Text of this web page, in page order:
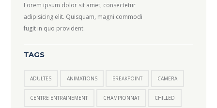
Lorem ipsum dolor sit amet, consectetur
adipisicing elit. Quisquam, magni commodi
fugit in quo provident.
TAGS
ADULTES ANIMATIONS BREAKPOINT CAMERA
CENTRE ENTRAINEMENT CHAMPIONNAT CHILLED